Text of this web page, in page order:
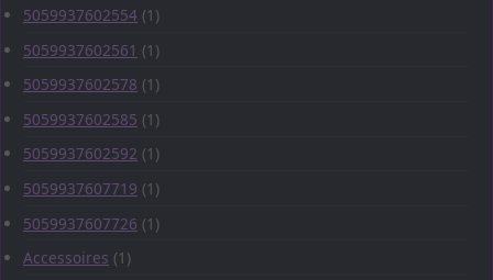
5059937602554 (1)
5059937602561 (1)
5059937602578 (1)
5059937602585 (1)
5059937602592 (1)
5059937607719 (1)
5059937607726 (1)
Accessoires (1)